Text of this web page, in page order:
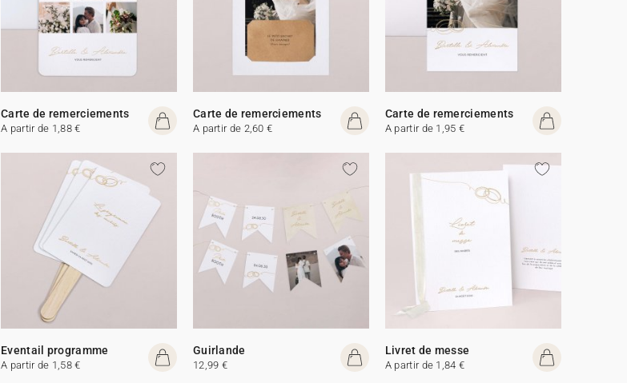
Carte de remerciements
A partir de 1,88 €
Carte de remerciements
A partir de 2,60 €
Carte de remerciements
A partir de 1,95 €
Eventail programme
A partir de 1,58 €
Guirlande
12,99 €
Livret de messe
A partir de 1,84 €